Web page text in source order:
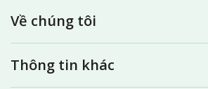
Về chúng tôi
Thông tin khác